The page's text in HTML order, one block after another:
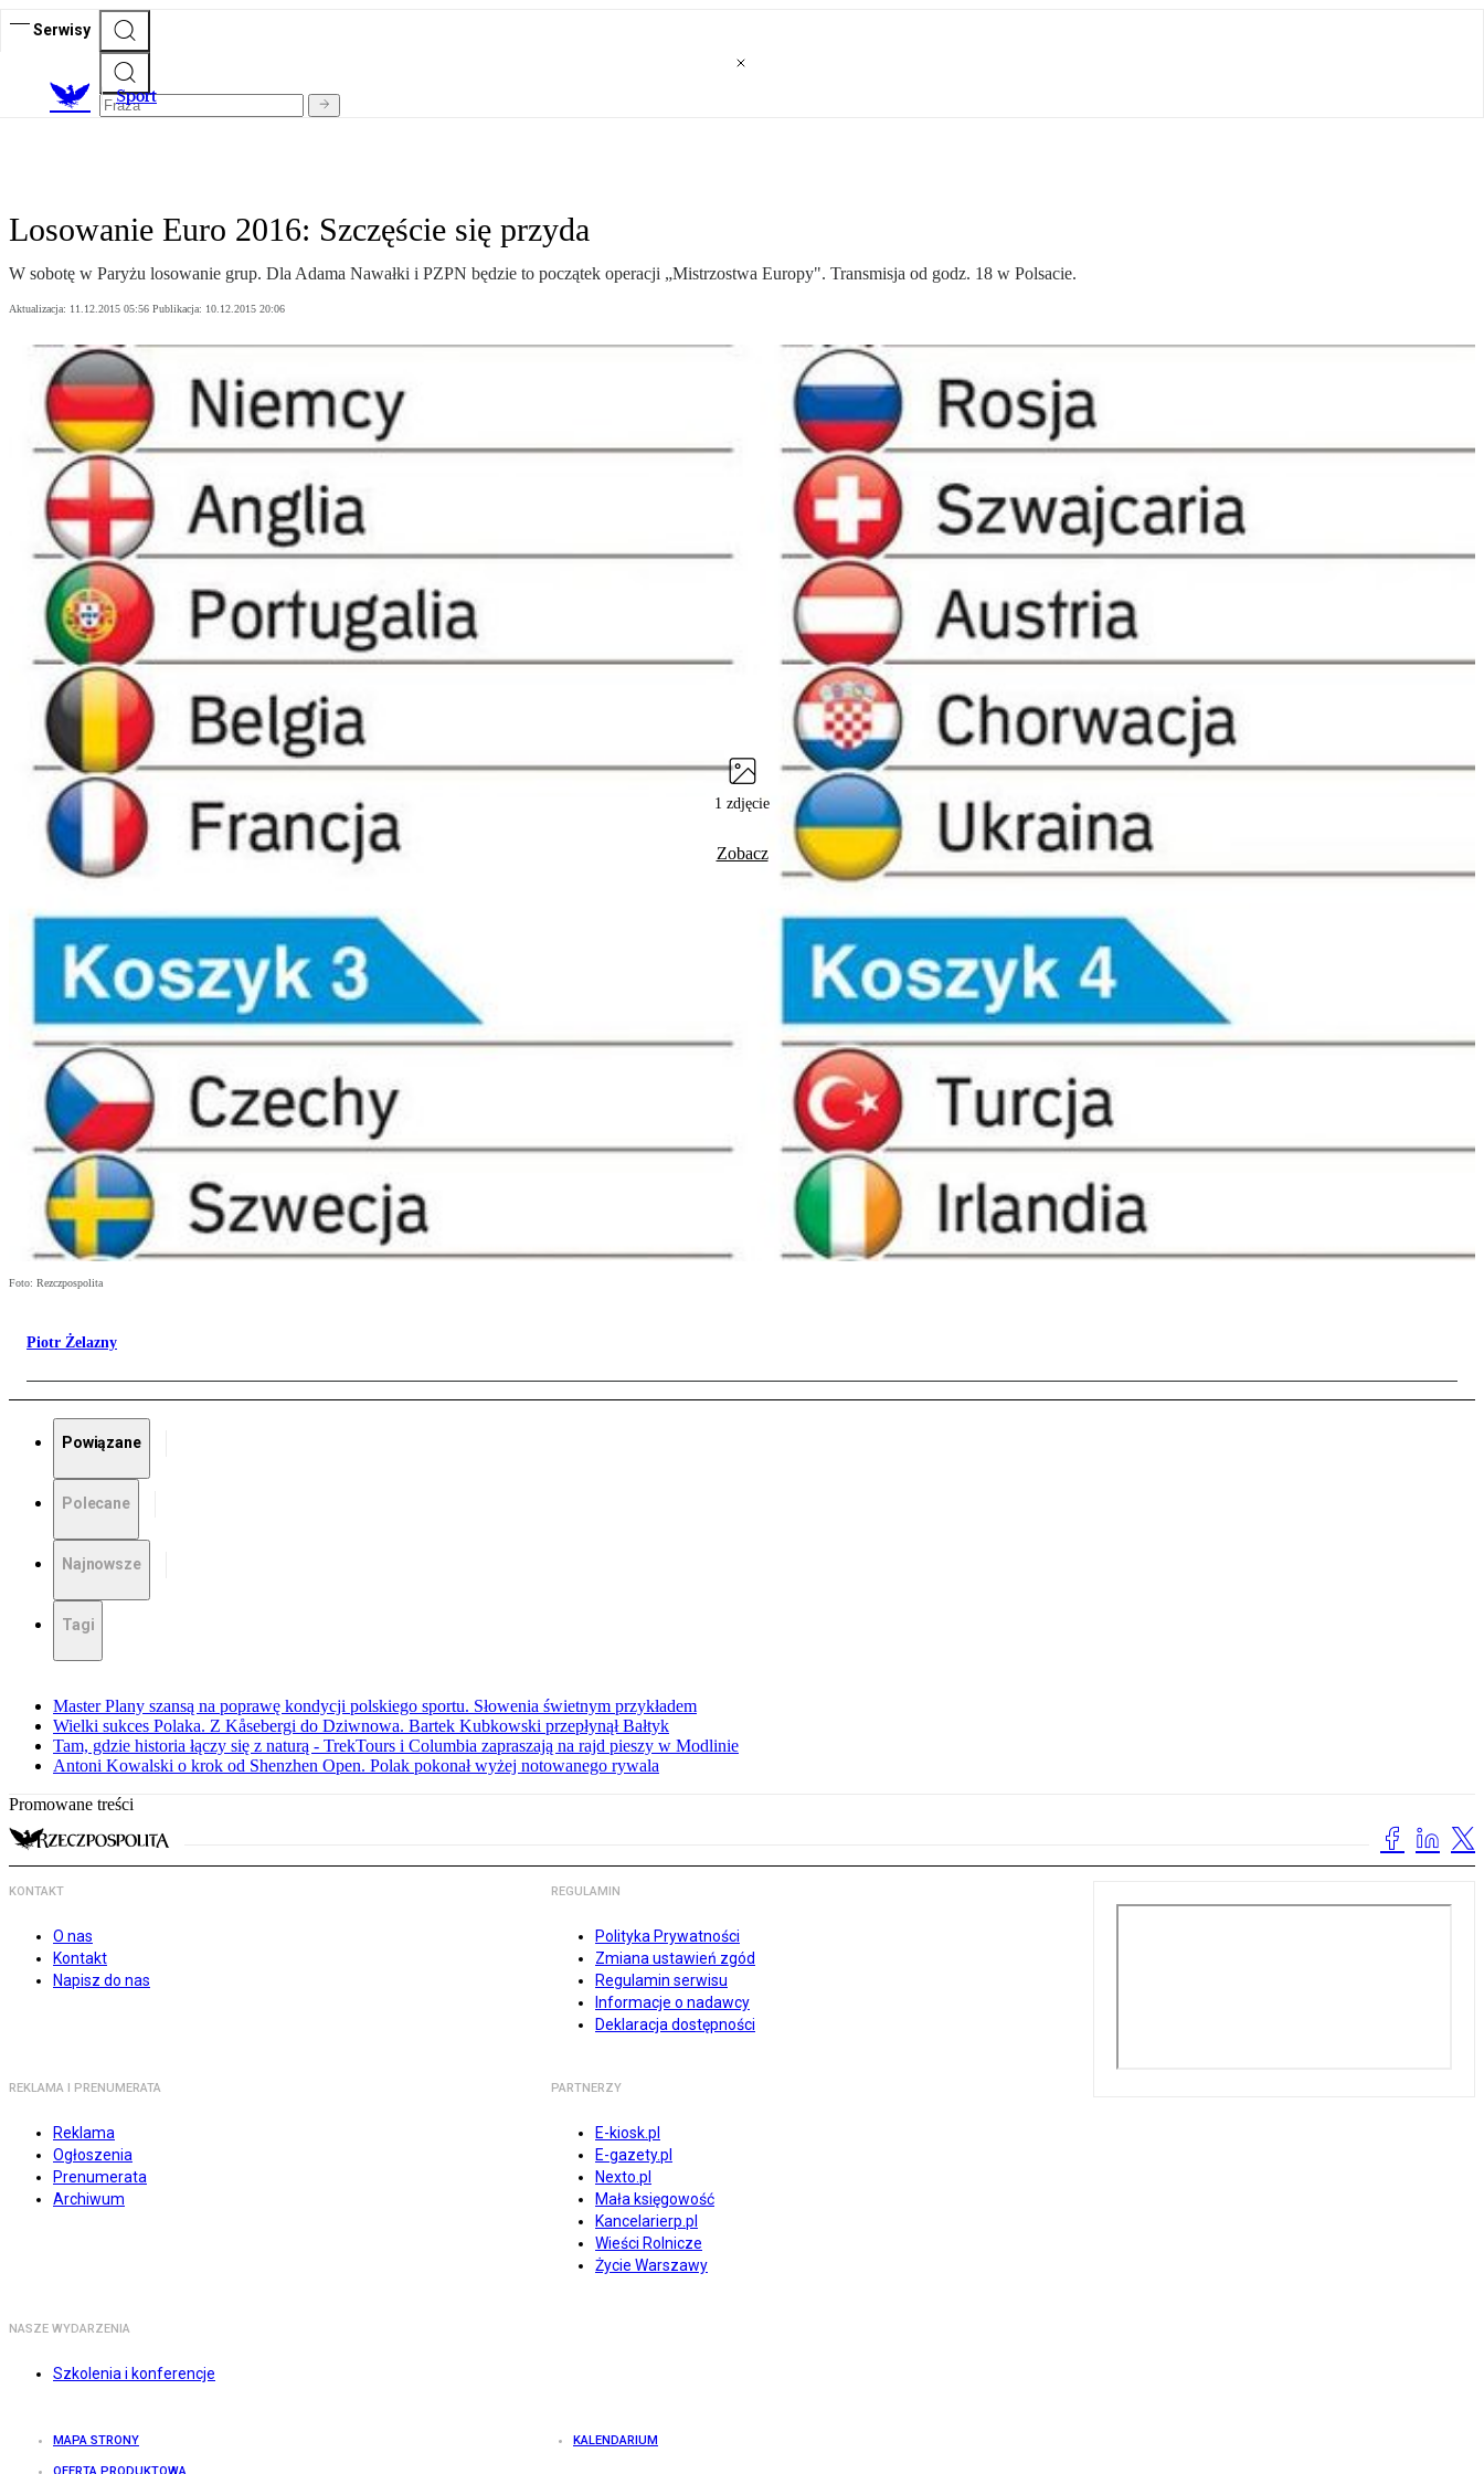
Serwisy
Sport
Losowanie Euro 2016: Szczęście się przyda
W sobotę w Paryżu losowanie grup. Dla Adama Nawałki i PZPN będzie to początek operacji „Mistrzostwa Europy". Transmisja od godz. 18 w Polsacie.
Aktualizacja: 11.12.2015 05:56 Publikacja: 10.12.2015 20:06
1 zdjęcie
Zobacz
Foto: Rezczpospolita
Piotr Żelazny
Powiązane
Polecane
Najnowsze
Tagi
Master Plany szansą na poprawę kondycji polskiego sportu. Słowenia świetnym przykładem
Wielki sukces Polaka. Z Kåsebergi do Dziwnowa. Bartek Kubkowski przepłynął Bałtyk
Tam, gdzie historia łączy się z naturą - TrekTours i Columbia zapraszają na rajd pieszy w Modlinie
Antoni Kowalski o krok od Shenzhen Open. Polak pokonał wyżej notowanego rywala
Promowane treści
KONTAKT
O nas
Kontakt
Napisz do nas
REGULAMIN
Polityka Prywatności
Zmiana ustawień zgód
Regulamin serwisu
Informacje o nadawcy
Deklaracja dostępności
REKLAMA I PRENUMERATA
Reklama
Ogłoszenia
Prenumerata
Archiwum
PARTNERZY
E-kiosk.pl
E-gazety.pl
Nexto.pl
Mała księgowość
Kancelarierp.pl
Wieści Rolnicze
Życie Warszawy
NASZE WYDARZENIA
Szkolenia i konferencje
MAPA STRONY KALENDARIUM